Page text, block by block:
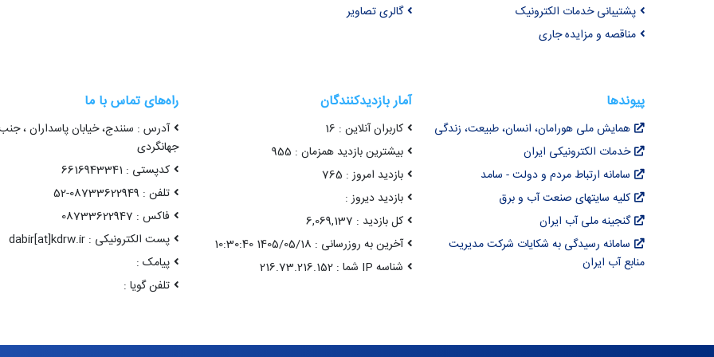
پشتیبانی خدمات الکترونیک
مناقصه و مزایده جاری
گالری تصاویر
پیوندها
همایش ملی هورامان، انسان، طبیعت، زندگی
خدمات الکترونیکی ایران
سامانه ارتباط مردم و دولت - سامد
کلیه سایتهای صنعت آب و برق
گنجینه ملی آب ایران
سامانه رسیدگی به شکایات شرکت مدیریت
منابع آب ایران
آمار بازدیدکنندگان
کاربران آنلاین : 16
بیشترین بازدید همزمان : 955
بازدید امروز : 765
بازدید دیروز :
کل بازدید : 6,069,137
آخرین به روزرسانی : 1405/05/18 10:30:40
شناسه IP شما : 216.73.216.152
راه‌های تماس با ما
آدرس : سنندج، خیابان پاسداران ،
جهانگردی
کدپستی : 6616943341
تلفن : 08733622949-52
فاکس : 08733622947
پست الکترونیکی : dabir[at]kdrw.ir
پیامک :
تلفن گویا :